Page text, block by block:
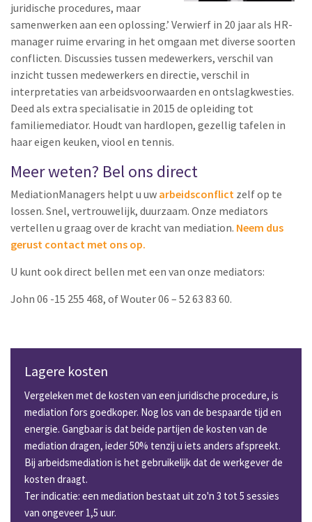
juridische procedures, maar
samenwerken aan een oplossing.’ Verwierf in 20 jaar als HR-
manager ruime ervaring in het omgaan met diverse soorten
conflicten. Discussies tussen medewerkers, verschil van
inzicht tussen medewerkers en directie, verschil in
interpretaties van arbeidsvoorwaarden en ontslagkwesties.
Deed als extra specialisatie in 2015 de opleiding tot
familiemediator. Houdt van hardlopen, gezellig tafelen in
haar eigen keuken, viool en tennis.
Meer weten? Bel ons direct
MediationManagers helpt u uw arbeidsconflict zelf op te
lossen. Snel, vertrouwelijk, duurzaam. Onze mediators
vertellen u graag over de kracht van mediation. Neem dus
gerust contact met ons op.
U kunt ook direct bellen met een van onze mediators:
John 06 -15 255 468, of Wouter 06 – 52 63 83 60.
Lagere kosten
Vergeleken met de kosten van een juridische procedure, is
mediation fors goedkoper. Nog los van de bespaarde tijd en
energie. Gangbaar is dat beide partijen de kosten van de
mediation dragen, ieder 50% tenzij u iets anders afspreekt.
Bij arbeidsmediation is het gebruikelijk dat de werkgever de
kosten draagt.
Ter indicatie: een mediation bestaat uit zo'n 3 tot 5 sessies
van ongeveer 1,5 uur.